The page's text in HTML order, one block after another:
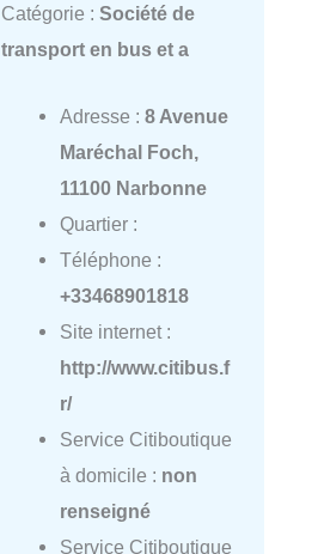
Catégorie : Société de
transport en bus et a
Adresse : 8 Avenue
Maréchal Foch,
11100 Narbonne
Quartier :
Téléphone :
+33468901818
Site internet :
http://www.citibus.f
r/
Service Citiboutique
à domicile : non
renseigné
Service Citiboutique